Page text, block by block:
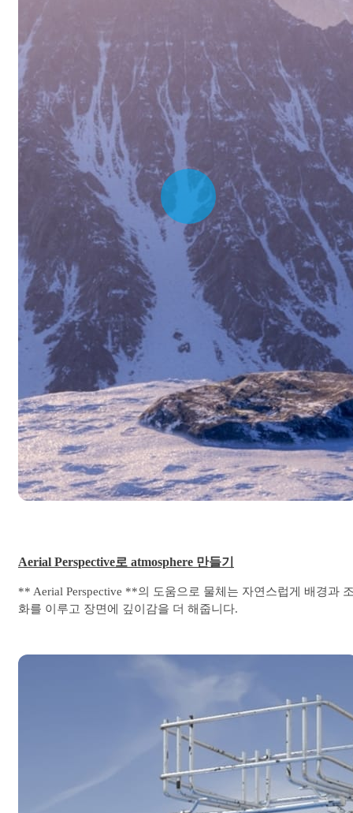
Aerial Perspective로 atmosphere 만들기
** Aerial Perspective **의 도움으로 물체는 자연스럽게 배경과
화를 이루고 장면에 깊이감을 더 해줍니다.